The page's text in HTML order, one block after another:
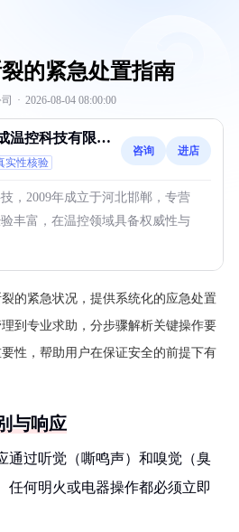
的紧急处置指南
· 2026-08-04 08:00:00
温控科技有限公
实性核验
咨询 进店
，2009年成立于河北邯郸，专营
丰富，在温控领域具备权威性与
的紧急状况，提供系统化的应急处置
到专业求助，分步骤解析关键操作要
性，帮助用户在保证安全的前提下有
与响应
通过听觉（嘶鸣声）和嗅觉（臭
任何明火或电器操作都必须立即